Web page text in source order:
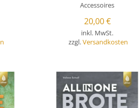
Accessoires
20,00€
inkl. MwSt.
zzgl.Versandkosten